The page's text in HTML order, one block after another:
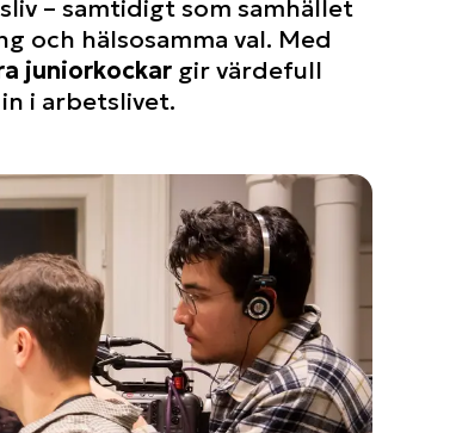
– samtidigt som samhället
och hälsosamma val. Med
juniorkockar gir värdefull
i arbetslivet.